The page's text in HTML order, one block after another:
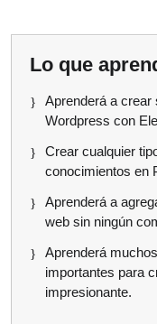
Lo que
Aprenderá a crear
Wordpress con
Crear cualquier
conocimientos en
Aprenderá a
web sin ningún
Aprenderá
importantes para
impresionante.